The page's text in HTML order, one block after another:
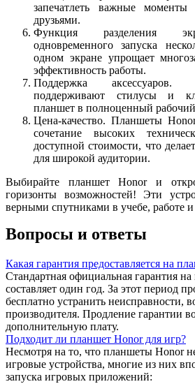
запечатлеть важные
друзьями.
Функция разделения
одновременного запуска
одном экране упрощает
эффективность работы.
Поддержка аксессуаров.
поддерживают стилусы и
планшет в полноценный
Цена-качество. Планшеты
сочетание высоких
доступной стоимости, что
для широкой аудитории.
Выбирайте планшет Honor и
горизонты возможностей! Эти
верными спутниками в учебе, работе и
Вопросы и ответы
Какая гарантия предоставляется на
Стандартная официальная гарантия
составляет один год. За этот период
бесплатно устранить неисправности,
производителя. Продление гарантии
дополнительную плату.
Подходит ли планшет Honor для игр?
Несмотря на то, что планшеты Honor
игровые устройства, многие из них
запуска игровых приложений: